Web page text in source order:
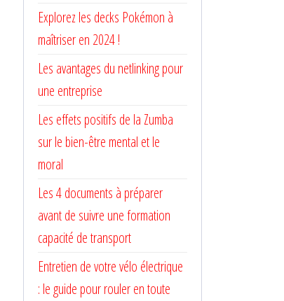
Explorez les decks Pokémon à
maîtriser en 2024 !
Les avantages du netlinking pour
une entreprise
Les effets positifs de la Zumba
sur le bien-être mental et le
moral
Les 4 documents à préparer
avant de suivre une formation
capacité de transport
Entretien de votre vélo électrique
: le guide pour rouler en toute